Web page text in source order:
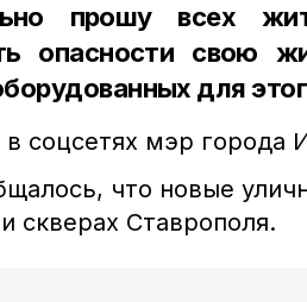
прошу всех
опасности свою
для
соцсетях мэр города
что новые
скверах Ставрополя.